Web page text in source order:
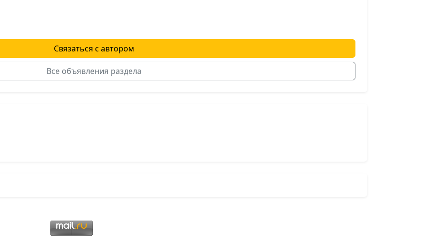
Связаться с автором
Все объявления раздела